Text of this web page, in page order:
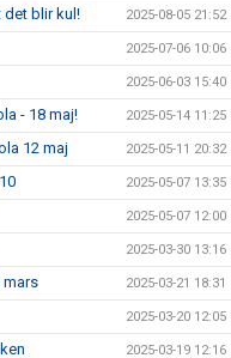
det blir kul! 2025-08-05 21:52
2025-07-06 10:06
2025-06-03 15:40
- 18 maj! 2025-05-14 11:25
12 maj 2025-05-11 20:32
2025-05-07 13:35
2025-05-07 12:00
2025-03-30 13:16
mars 2025-03-21 18:31
2025-03-20 12:05
2025-03-19 12:16